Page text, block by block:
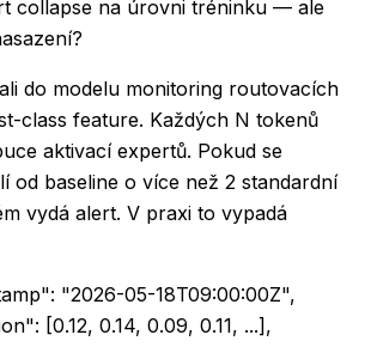
collapse na úrovni tréninku — ale
do modelu monitoring routovacích
class feature. Každých N tokenů
aktivací expertů. Pokud se
od baseline o více než 2 standardní
vydá alert. V praxi to vypadá
"2026-05-18T09:00:00Z",
[0.12, 0.14, 0.09, 0.11, ...],